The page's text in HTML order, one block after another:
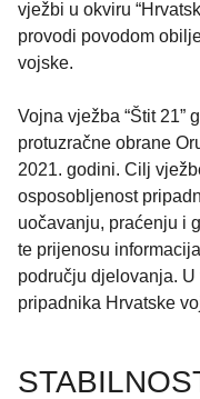
vježbi u okviru
provodi povodom
vojske.
Vojna vježba “Štit 21”
protuzračne obrane
2021. godini. Cilj
osposobljenost
uočavanju, praćenju i
te prijenosu
području djelovanja.
pripadnika Hrvatske